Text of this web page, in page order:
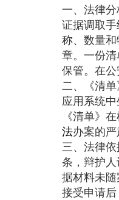
一、法律
证据调取
称、数量
章。一份
保管。在
二、《清
应用系统
《清单》
法办案的严
三、法律
条，辩护
据材料未
接受申请后